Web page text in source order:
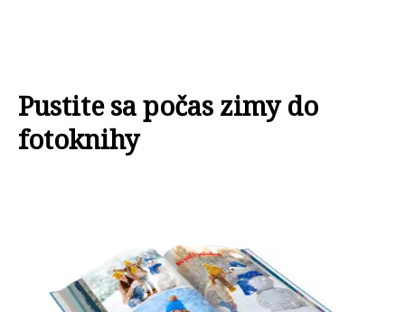
Pustite sa počas zimy do
fotoknihy